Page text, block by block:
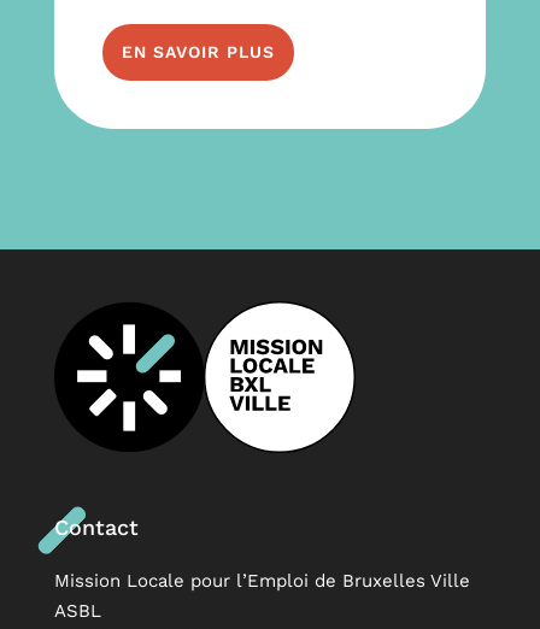
EN SAVOIR PLUS
Contact
Mission Locale pour l’Emploi de Bruxelles Ville
ASBL